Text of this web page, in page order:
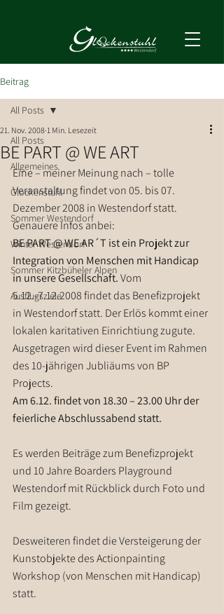
Beitrag
All Posts
Allgemeines
Glockenstuhl
Sommer Westendorf
Winter Westendorf
Sommer Kitzbüheler Alpen
Ausflugsziele
All Posts
BE PART @ WE ART
21. Nov. 2008 1 Min. Lesezeit
Eine – meiner Meinung nach – tolle
Veranstaltung findet von 05. bis 07.
Dezember 2008 in Westendorf statt.
Genauere Infos anbei:
BE PART @ WE AR´T ist ein Projekt zur
Integration von Menschen mit Handicap
in unsere Gesellschaft. Vom
5.12.-7.12.2008 findet das Benefizprojekt
in Westendorf statt. Der Erlös kommt einer
lokalen karitativen Einrichtiung zugute.
Ausgetragen wird dieser Event im Rahmen
des 10-jährigen Jubliäums von BP
Projects.
Am 6.12. findet von 18.30 – 23.00 Uhr der
feierliche Abschlussabend statt.
Es werden Beiträge zum Benefizprojekt
und 10 Jahre Boarders Playground
Westendorf mit Rückblick durch Foto und
Film gezeigt.
Desweiteren findet die Versteigerung der
Kunstobjekte des Actionpainting
Workshop (von Menschen mit Handicap)
statt.